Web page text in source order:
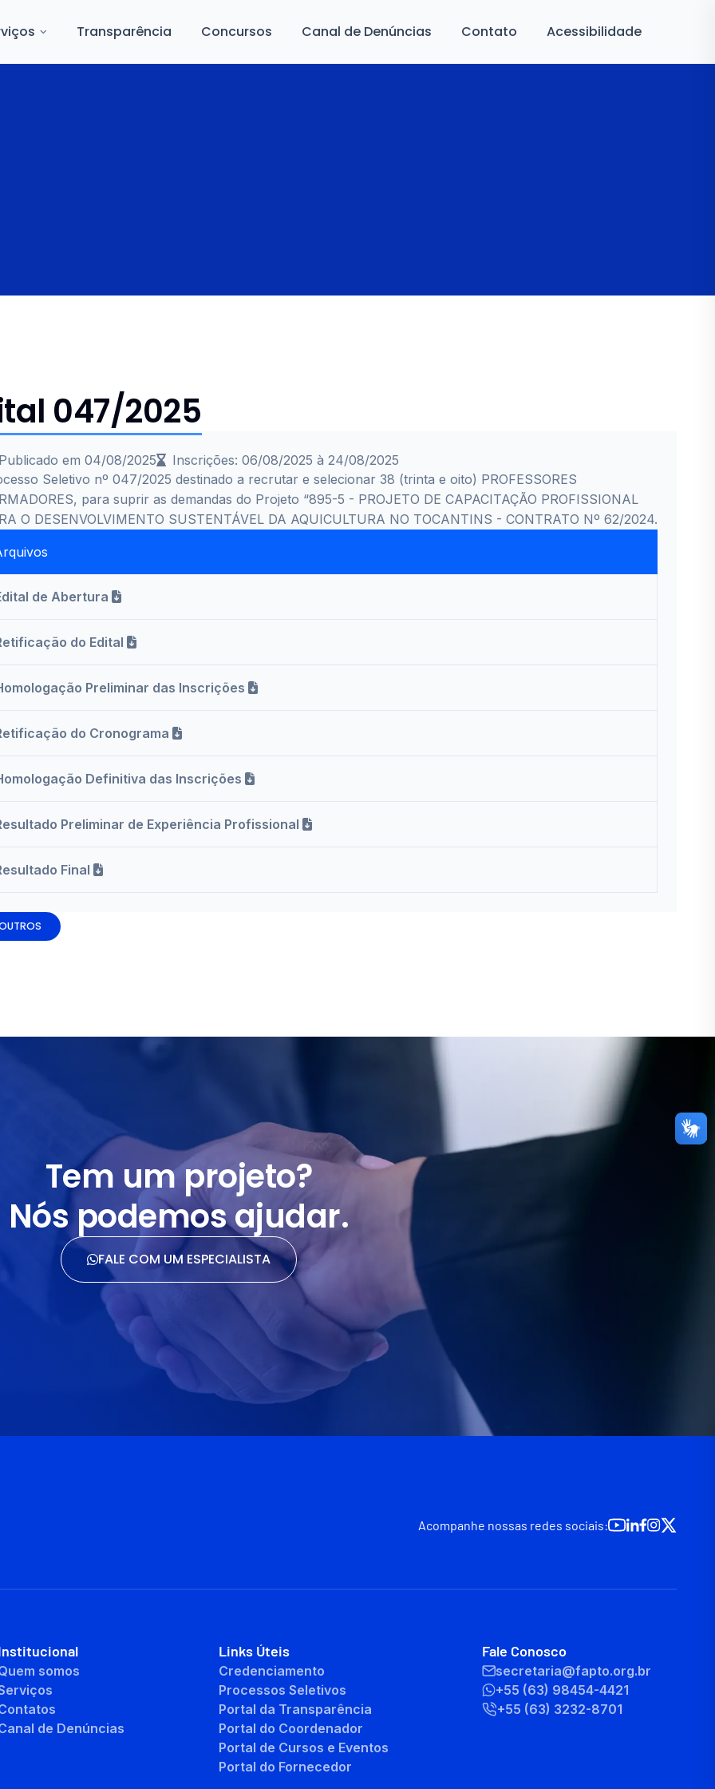
Transparência Concursos Canal de Denúncias Contato Acessibilidade
047/2025
em 04/08/2025
Inscrições: 06/08/2025 à 24/08/2025
Seletivo nº 047/2025 destinado a recrutar e selecionar 38 (trinta e oito) PROFESSORES
para suprir as demandas do Projeto “895-5 - PROJETO DE CAPACITAÇÃO PROFISSIONAL
O DESENVOLVIMENTO SUSTENTÁVEL DA AQUICULTURA NO TOCANTINS - CONTRATO Nº 62/2024.
de Abertura
do Edital
Preliminar das Inscrições
do Cronograma
Definitiva das Inscrições
Preliminar de Experiência Profissional
Final
Tem um projeto?
Nós podemos ajudar.
FALE COM UM ESPECIALISTA
Acompanhe nossas redes sociais:
somos
de Denúncias
Links Úteis
Credenciamento
Processos Seletivos
Portal da Transparência
Portal do Coordenador
Portal de Cursos e Eventos
Portal do Fornecedor
Fale Conosco
secretaria@fapto.org.br
+55 (63) 98454-4421
+55 (63) 3232-8701